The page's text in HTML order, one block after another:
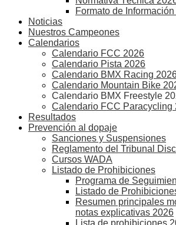
Formato de
Noticias
Nuestros Campeones
Calendarios
Calendario FCC 2026
Calendario Pista 2026
Calendario BMX Racing
Calendario Mountain Bike
Calendario BMX Freestyle
Calendario FCC Paracycling
Resultados
Prevención al dopaje
Sanciones y Suspensiones
Reglamento del Tribunal
Cursos WADA
Listado de Prohibiciones
Programa de
Listado de
Resumen principales
notas explicativas 2026
Lista de prohibiciones